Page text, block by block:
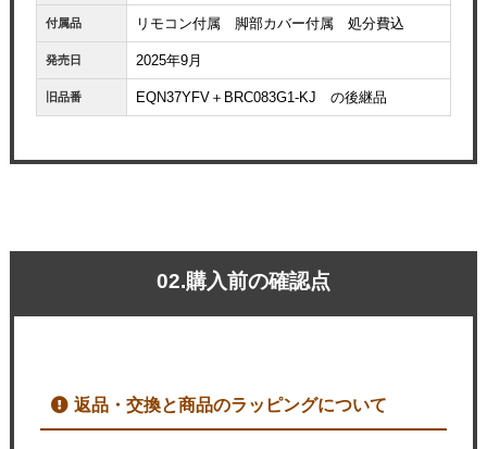
付属品 リモコン付属 脚部カバー付属 処分費込
発売日 2025年9月
旧品番 EQN37YFV＋BRC083G1-KJ の後継品
02.購入前の確認点
返品・交換と商品のラッピングについて